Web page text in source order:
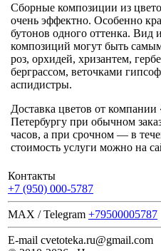
Сборные композиции из
очень эффектно. Особенно
бутонов одного оттенка.
композиций могут быть
роз, орхидей, хризантем,
берграссом, веточками
аспидистры.
Доставка цветов от
Петербургу при обычном
часов, а при срочном — в
стоимость услуги можно на
Контакты
+7 (950) 000-5787
MAX / Telegram +79500005787
E-mail cvetoteka.ru@gmail.com